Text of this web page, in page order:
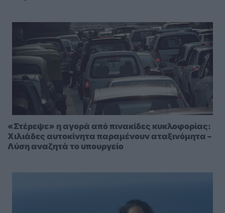
«Στέρεψε» η αγορά από πινακίδες κυκλοφορίας:
Χιλιάδες αυτοκίνητα παραμένουν αταξινόμητα –
Λύση αναζητά το υπουργείο